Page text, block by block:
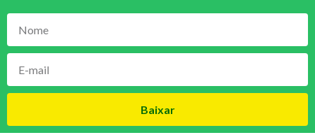
Baixar